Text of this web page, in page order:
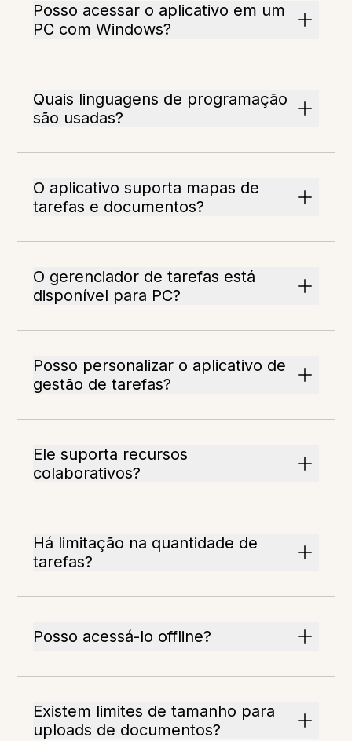
Posso acessar o aplicativo em um
PC com Windows?
Quais linguagens de programação
são usadas?
O aplicativo suporta mapas de
tarefas e documentos?
O gerenciador de tarefas está
disponível para PC?
Posso personalizar o aplicativo de
gestão de tarefas?
Ele suporta recursos
colaborativos?
Há limitação na quantidade de
tarefas?
Posso acessá-lo offline?
Existem limites de tamanho para
uploads de documentos?